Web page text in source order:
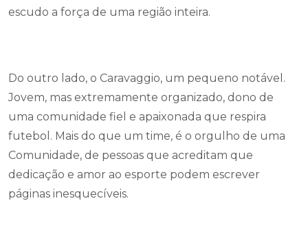
escudo a força de uma região inteira.
Do outro lado, o Caravaggio, um pequeno notável.
Jovem, mas extremamente organizado, dono de
uma comunidade fiel e apaixonada que respira
futebol. Mais do que um time, é o orgulho de uma
Comunidade, de pessoas que acreditam que
dedicação e amor ao esporte podem escrever
páginas inesquecíveis.